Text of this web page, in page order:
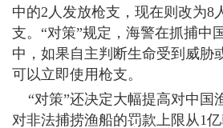
中的2人发放枪支，现在则改为8
支。“对策”规定，海警在抓捕中
中，如果自主判断生命受到威胁
可以立即使用枪支。
“对策”还决定大幅提高对中国
对非法捕捞渔船的罚款上限从1